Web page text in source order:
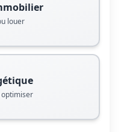
louer
optimiser